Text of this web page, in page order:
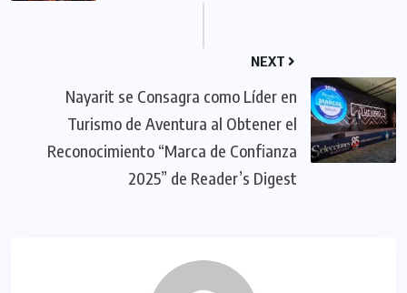
NEXT
Nayarit se Consagra como Líder en
Turismo de Aventura al Obtener el
Reconocimiento “Marca de Confianza
2025” de Reader’s Digest